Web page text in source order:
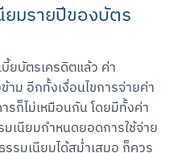
ยมรายปีของบัตร
ยบัตรเครดิตแล้ว ค่า
ม อีกทั้งเงื่อนไขการจ่ายค่า
รก็ไม่เหมือนกัน โดยมีทั้งค่า
เนียมกำหนดยอดการใช้จ่าย